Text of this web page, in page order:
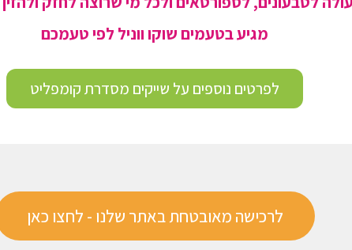
מגיע בטעמים שוקו ווניל לפי טעמכם
לפרטים נוספים על שייקים מסדרת קומפליט
לרכישה מאובטחת באתר שלנו - לחצו כאן